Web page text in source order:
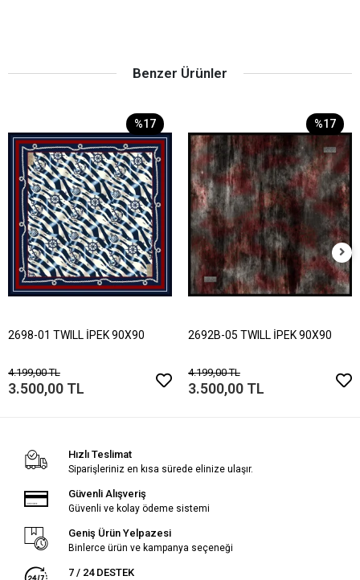
Benzer Ürünler
%17
2698-01 TWILL İPEK 90X90
4.199,00 TL
3.500,00 TL
%17
2692B-05 TWILL İPEK 90X90
4.199,00 TL
3.500,00 TL
Hızlı Teslimat
Siparişleriniz en kısa sürede elinize ulaşır.
Güvenli Alışveriş
Güvenli ve kolay ödeme sistemi
Geniş Ürün Yelpazesi
Binlerce ürün ve kampanya seçeneği
7 / 24 DESTEK